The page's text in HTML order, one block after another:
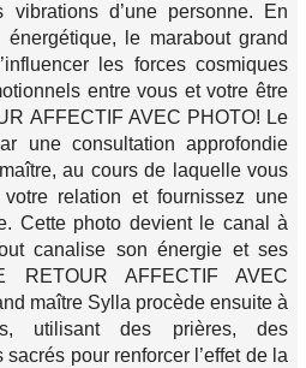
vibrations d’une personne. En
le marabout grand
les forces cosmiques
entre vous et votre être
AFFECTIF AVEC PHOTO! Le
une consultation approfondie
au cours de laquelle vous
relation et fournissez une
Cette photo devient le canal à
canalise son énergie et ses
RETOUR AFFECTIF AVEC
maître Sylla procède ensuite à
utilisant des prières, des
pour renforcer l’effet de la